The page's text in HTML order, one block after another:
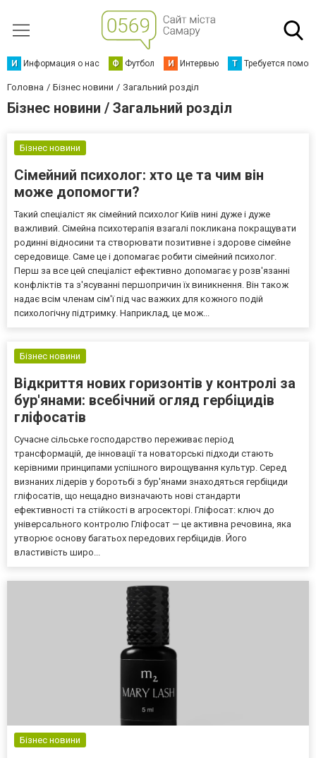
И Информация о нас Ф Футбол И Интервью Т Требуется
Головна Бізнес новини Загальний розділ
Бізнес новини / Загальний розділ
Бізнес новини
Сімейний психолог: хто це та чим він
може допомогти?
Такий спеціаліст як сімейний психолог Київ нині дуже і дуже
важливий. Сімейна психотерапія взагалі покликана покращувати
родинні відносини та створювати позитивне і здорове сімейне
середовище. Саме це і допомагає робити сімейний психолог.
Перш за все цей спеціаліст ефективно допомагає у розв'язанні
конфліктів та з'ясуванні першопричин їх виникнення. Він також
надає всім членам сім'ї під час важких для кожного подій
психологічну підтримку. Наприклад, це мож...
Бізнес новини
Відкриття нових горизонтів у контролі за
бур'янами: всебічний огляд гербіцидів
гліфосатів
Сучасне сільське господарство переживає період
трансформацій, де інновації та новаторські підходи стають
керівними принципами успішного вирощування культур. Серед
визнаних лідерів у боротьбі з бур'янами знаходяться гербіциди
гліфосатів, що нещадно визначають нові стандарти
ефективності та стійкості в агросекторі. Гліфосат: ключ до
універсального контролю Гліфосат — це активна речовина, яка
утворює основу багатьох передових гербіцидів. Його
властивість широ...
Бізнес новини